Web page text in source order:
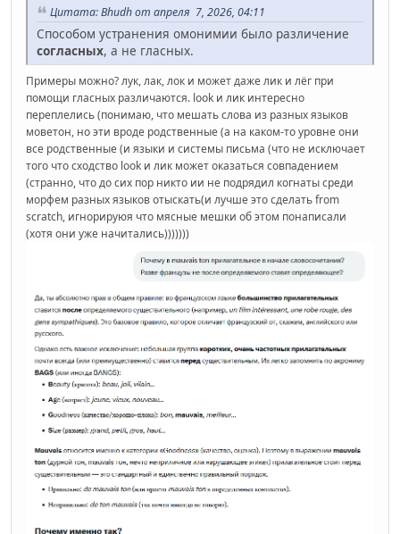
Цитата: Bhudh от апреля 7, 2026, 04:11
Способом устранения омонимии было различение
согласных, а не гласных.
Примеры можно? лук, лак, лок и может даже лик и лёг при
помощи гласных различаются. look и лик интересно
переплелись (понимаю, что мешать слова из разных языков
моветон, но эти вроде родственные (а на каком-то уровне они
все родственные (и языки и системы письма (что не исключает
того что сходство look и лик может оказаться совпадением
(странно, что до сих пор никто ии не подрядил когнаты среди
морфем разных языков отыскать(и лучше это сделать from
scratch, игнорируюя что мясные мешки об этом понаписали
(хотя они уже начитались)))))))